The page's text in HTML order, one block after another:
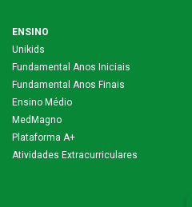
ENSINO
Unikids
Fundamental Anos Iniciais
Fundamental Anos Finais
Ensino Médio
MedMagno
Plataforma A+
Atividades Extracurriculares